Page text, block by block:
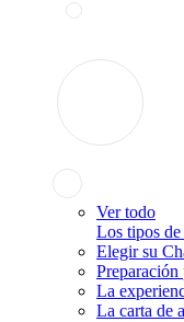
Ver todo
Los tipos
Elegir su
Preparación
La
La carta de